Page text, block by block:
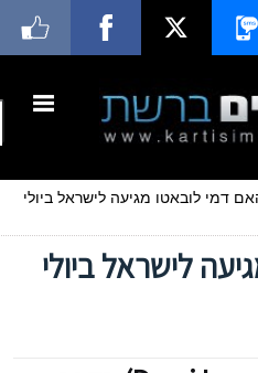
דמי לובאטו מגיעה לישראל ביולי
לישראל ביולי